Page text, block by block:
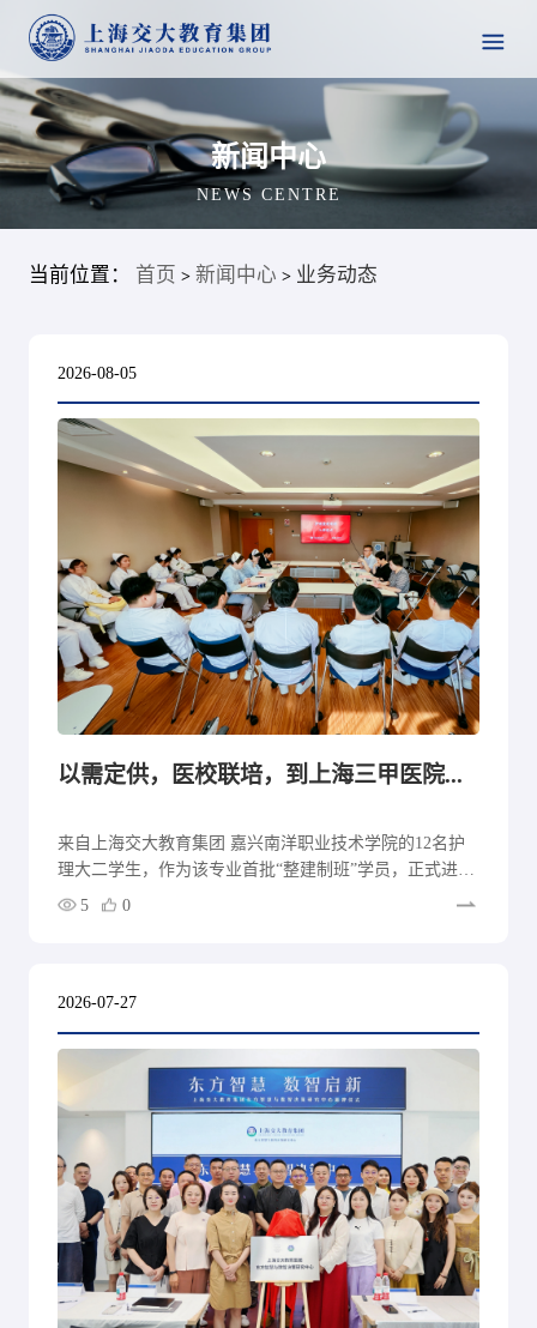
新闻中心
NEWS CENTRE
当前位置： 首页 > 新闻中心 > 业务动态
2026-08-05
以需定供，医校联培，到上海三甲医院上大学——首批护理“整建制班”入科交大医学院附属同仁医院
来自上海交大教育集团 嘉兴南洋职业技术学院的12名护
理大二学生，作为该专业首批“整建制班”学员，正式进入
三甲医院临床岗位。这场由上海交大教育集团、嘉兴南洋
步。
5 0
2026-07-27